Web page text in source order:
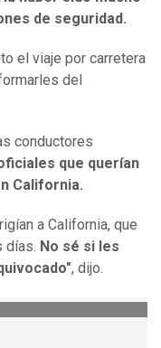
de seguridad.
el viaje por carretera
del
conductores
que querían
California.
a California, que
No sé si les
, dijo.